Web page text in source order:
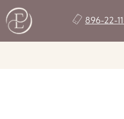
896-22-11-33-77